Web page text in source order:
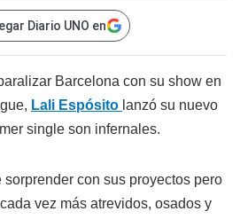
Diario UNO en
Barcelona con su show en
Lali Espósito lanzó su nuevo
single son infernales.
sorprender con sus proyectos pero
vez más atrevidos, osados y